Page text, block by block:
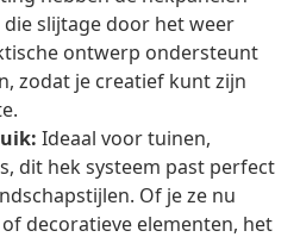
slijtage door het weer
ontwerp ondersteunt
zodat je creatief kunt zijn
Ideaal voor tuinen,
dit hek systeem past perfect
Of je ze nu
decoratieve elementen, het